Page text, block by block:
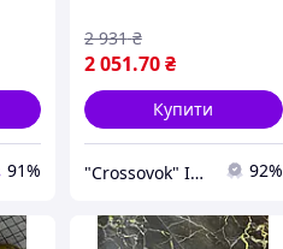
91%
2 051.70 ₴
2 931 ₴
Купити
"Crossovok" Інтернет-магазин 92%